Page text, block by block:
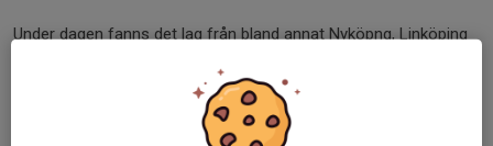
Under dagen fanns det lag från bland annat Nyköpng, Linköping
En dag som alla inblandade verkade nöjda med, såväl kring